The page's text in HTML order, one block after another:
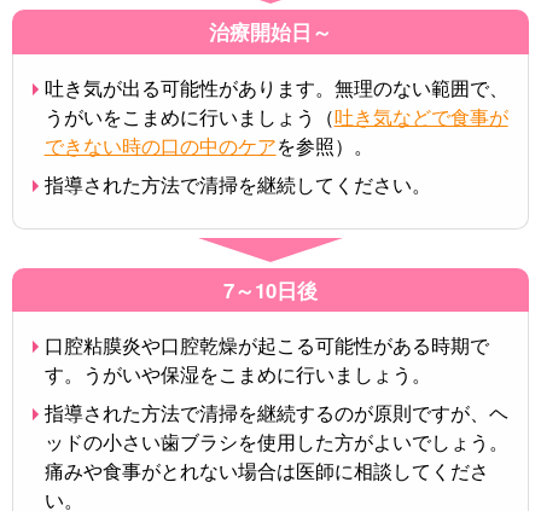
治療開始日～
吐き気が出る可能性があります。無理のない範囲で、
うがいをこまめに行いましょう（吐き気などで食事が
できない時の口の中のケアを参照）。
指導された方法で清掃を継続してください。
7～10日後
口腔粘膜炎や口腔乾燥が起こる可能性がある時期で
す。うがいや保湿をこまめに行いましょう。
指導された方法で清掃を継続するのが原則ですが、ヘ
ッドの小さい歯ブラシを使用した方がよいでしょう。
痛みや食事がとれない場合は医師に相談してくださ
い。